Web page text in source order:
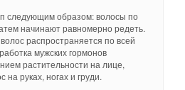
следующим образом: волосы по
начинают равномерно редеть.
распространяется по всей
мужских гормонов
растительности на лице,
на руках, ногах и груди.